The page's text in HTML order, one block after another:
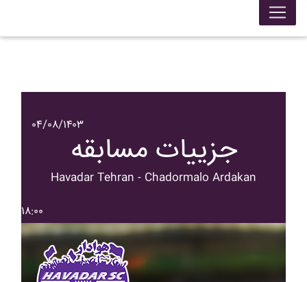
۰۴/۰۸/۱۴۰۳
جزییات مسابقه
Havadar Tehran - Chadormalo Ardakan
۱۸:۰۰